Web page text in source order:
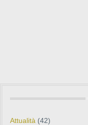
Attualità (42)